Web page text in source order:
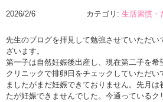
カテゴリ: 生活習慣・
2026/2/6
先生のブログを拝見して勉強させていただい
ざいます。
第一子は自然妊娠後出産し、現在第二子を希
クリニックで排卵日をチェックしていただい
ましたがまだ妊娠できておりません。先月は
たが妊娠できませんでした。今通っているク